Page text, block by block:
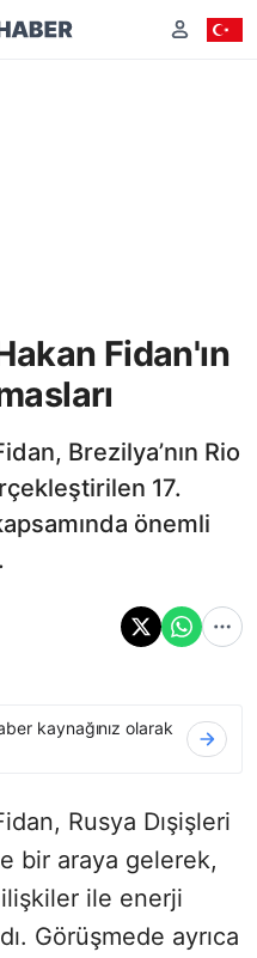
Fidan'ın
Brezilya’nın Rio
17.
önemli
kaynağınız olarak
Rusya Dışişleri
bir araya gelerek,
ile enerji
Görüşmede ayrıca